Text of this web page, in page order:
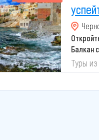
Балкан
...
Туры